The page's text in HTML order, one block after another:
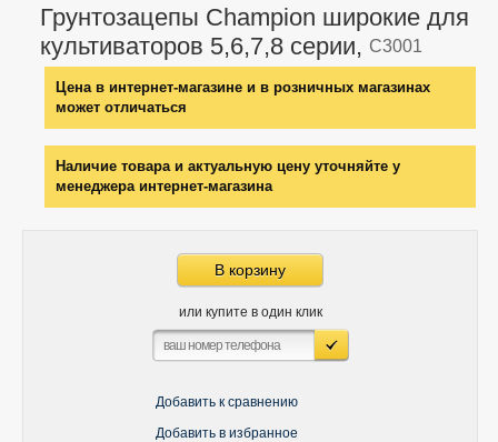
Грунтозацепы Champion широкие для
культиваторов 5,6,7,8 серии, C3001
Цена в интернет-магазине и в розничных магазинах
может отличаться
Наличие товара и актуальную цену уточняйте у
менеджера интернет-магазина
В корзину
или купите в один клик
Добавить к сравнению
Добавить в избранное